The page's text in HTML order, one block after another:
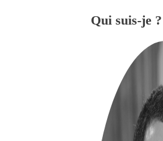
Qui suis-je ?